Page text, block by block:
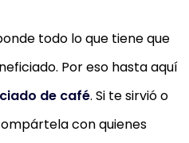
todo lo que tiene que
Por eso hasta aquí
de café. Si te sirvió o
con quienes